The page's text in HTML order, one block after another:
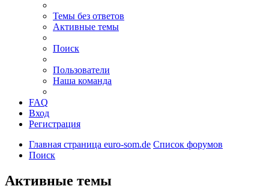
Темы без ответов
Активные темы
Поиск
Пользователи
Наша команда
FAQ
Вход
Регистрация
Главная страница euro-som.de Список форумов
Поиск
Активные темы